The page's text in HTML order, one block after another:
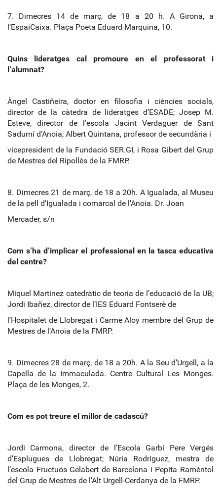
7. Dimecres 14 de març, de 18 a 20 h. A Girona, a
l’EspaiCaixa. Plaça Poeta Eduard Marquina, 10.
Quins lideratges cal promoure en el professorat i
l’alumnat?
Àngel Castiñeira, doctor en filosofia i ciències socials,
director de la càtedra de lideratges d’ESADE; Josep M.
Esteve, director de l’escola Jacint Verdaguer de Sant
Sadurní d’Anoia; Albert Quintana, professor de secundària i
vicepresident de la Fundació SER.GI, i Rosa Gibert del Grup
de Mestres del Ripollès de la FMRP.
8. Dimecres 21 de març, de 18 a 20h. A Igualada, al Museu
de la pell d'Igualada i comarcal de l'Anoia. Dr. Joan
Mercader, s/n
Com s’ha d’implicar el professional en la tasca educativa
del centre?
Miquel Martínez catedràtic de teoria de l’educació de la UB;
Jordi Ibañez, director de l’IES Eduard Fontserè de
l’Hospitalet de Llobregat i Carme Aloy membre del Grup de
Mestres de l’Anoia de la FMRP.
9. Dimecres 28 de març, de 18 a 20h. A la Seu d’Urgell, a la
Capella de la Immaculada. Centre Cultural Les Monges.
Plaça de les Monges, 2.
Com es pot treure el millor de cadascú?
Jordi Carmona, director de l’Escola Garbí Pere Vergés
d’Esplugues de Llobregat; Núria Rodríguez, mestra de
l’escola Fructuós Gelabert de Barcelona i Pepita Ramèntol
del Grup de Mestres de l’Alt Urgell‐Cerdanya de la FMRP.